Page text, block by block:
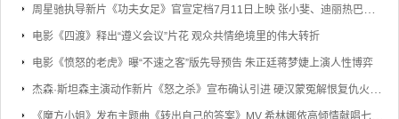
电影《四渡》释出“遵义会议”片花 观众共情绝境里的伟大转折
电影《愤怒的老虎》曝“不速之客”版先导预告 朱正廷蒋梦婕上演人性博弈